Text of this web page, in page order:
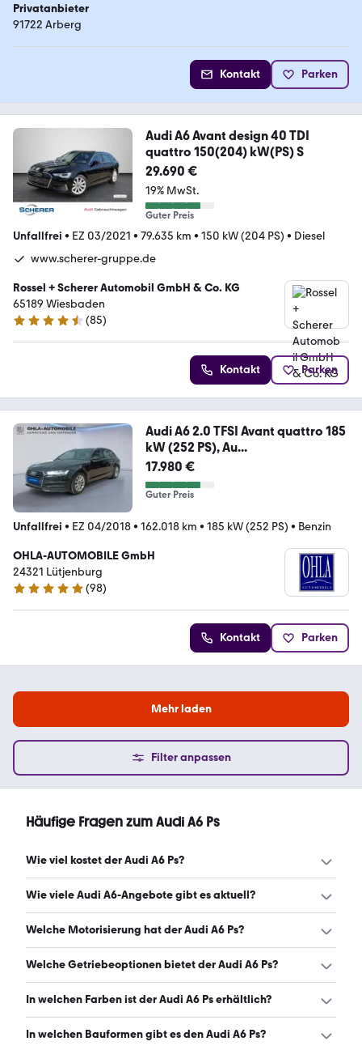
Privatanbieter
91722 Arberg
Kontakt Parken
Audi A6 Avant design 40 TDI
quattro 150(204) kW(PS) S
29.690 €
19% MwSt.
Guter Preis
Unfallfrei • EZ 03/2021 • 79.635 km • 150 kW (204 PS) • Diesel
www.scherer-gruppe.de
Rossel + Scherer Automobil GmbH & Co. KG
65189 Wiesbaden
4.6 Sterne
(85)
Kontakt Parken
Audi A6 2.0 TFSI Avant quattro 185
kW (252 PS), Au...
17.980 €
Guter Preis
Unfallfrei • EZ 04/2018• 162.018 km • 185 kW (252 PS) • Benzin
OHLA-AUTOMOBILE GmbH
24321 Lütjenburg
4.9 Sterne
(98)
Kontakt Parken
Mehr laden
Filter anpassen
Häufige Fragen zum Audi A6 Ps
Wie viel kostet der Audi A6 Ps?
Ein guter Preis für einen Audi A6 Ps liegt zwischen 7.949 €
monatlich. (Stand: 9.8.2026)
Wie viele Audi A6-Angebote gibt es aktuell?
Es gibt insgesamt 536 Audi A6 bei mobile.de, davon 530
Welche Motorisierung hat der Audi A6 Ps?
Der Audi A6 Ps hat Leistungen zwischen 163 und 326 PS.
Welche Getriebeoptionen bietet der Audi A6 Ps?
Der Audi A6 Ps ist mit automatischem und manuellem
In welchen Farben ist der Audi A6 Ps erhältlich?
Den Audi A6 Ps gibt es in folgenden Farben: schwarz,
In welchen Bauformen gibt es den Audi A6 Ps?